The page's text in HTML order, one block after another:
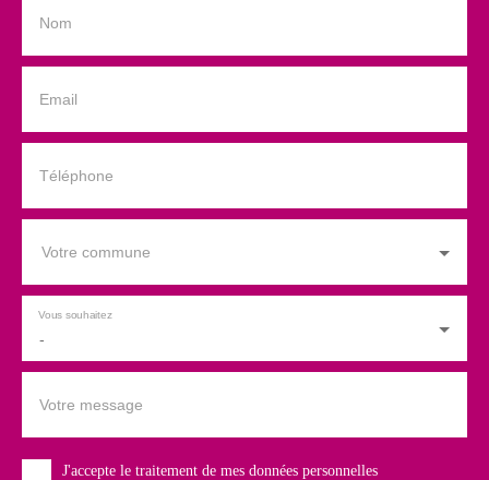
Nom
Email
Téléphone
Votre commune
-
Vous souhaitez
Votre message
J'accepte le traitement de mes données personnelles